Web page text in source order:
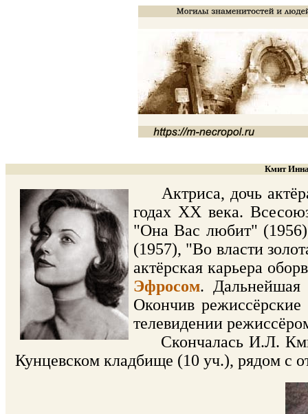
Кмит
Актриса, дочь
годах ХХ века.
"Она Вас любит"
(1957), "Во власти
актёрская карьера
Эфросом. Дальнейшая
Окончив
телевидении
Скончалась И.Л.
Кунцевском кладбище (10 уч.), рядом с